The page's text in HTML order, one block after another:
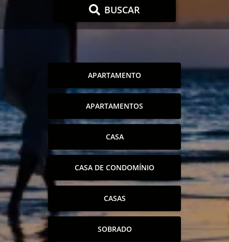
BUSCAR
APARTAMENTO
APARTAMENTOS
CASA
CASA DE CONDOMÍNIO
CASAS
SOBRADO